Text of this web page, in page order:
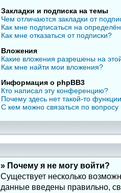
Закладки и подписка на темы
Чем отличаются закладки от
Как мне подписаться на
Как мне отказаться от подписки?
Вложения
Какие вложения разрешены на
Как мне найти мои вложения?
Информация о phpBB3
Кто написал эту конференцию?
Почему здесь нет такой-то
С кем можно связаться по
» Почему я не могу войти?
Существует несколько
данные введены правильно,